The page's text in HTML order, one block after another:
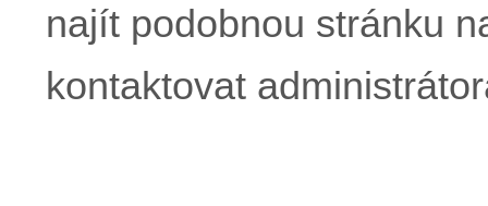
najít podobnou stránku
kontaktovat